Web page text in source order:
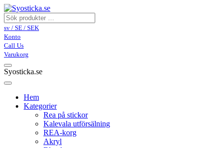
sv / SE / SEK
Konto
Call Us
Varukorg
Syosticka.se
Hem
Kategorier
Rea på stickor
Kalevala utförsälning
REA-korg
Akryl